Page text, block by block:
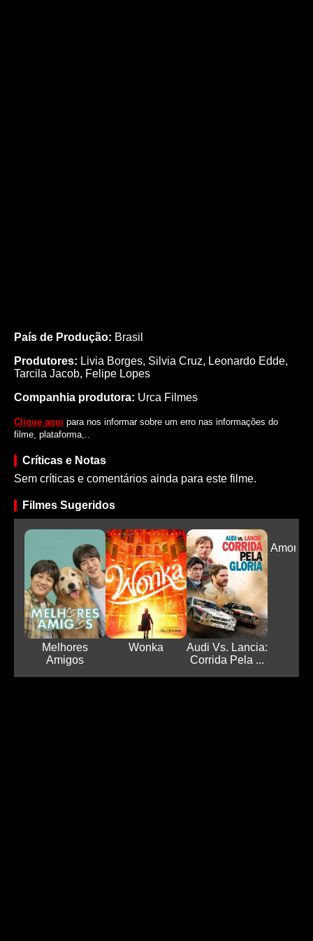
País de Produção: Brasil
Produtores: Livia Borges, Silvia Cruz, Leonardo Edde,
Tarcila Jacob, Felipe Lopes
Companhia produtora: Urca Filmes
Clique aqui para nos informar sobre um erro nas informações do
filme, plataforma,..
Críticas e Notas
Sem críticas e comentários ainda para este filme.
Filmes Sugeridos
Melhores
Amigos
Wonka
Audi Vs. Lancia:
Corrida Pela ...
Amor